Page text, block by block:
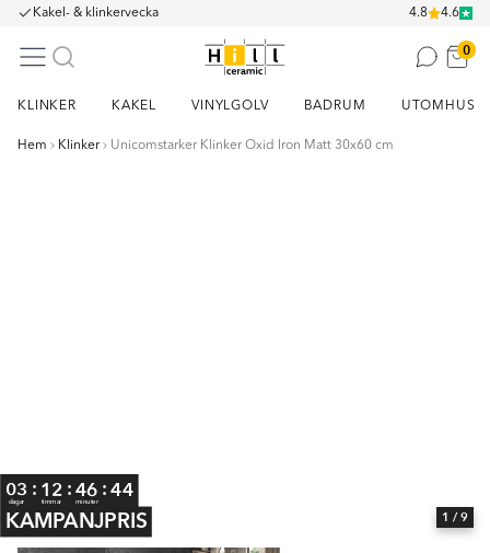
Kakel- & klinkervecka 4.8 4.6
0
KLINKER KAKEL VINYLGOLV BADRUM UTOMHUS
Hem Klinker Unicomstarker Klinker Oxid Iron Matt 30x60 cm
03
dagar
: 12
timmar
:46
minuter
:44
KAMPANJPRIS 1 / 9